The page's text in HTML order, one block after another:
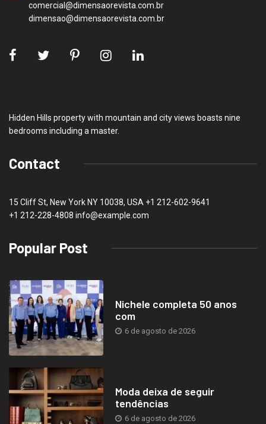
comercial@dimensaorevista.com.br
dimensao@dimensaorevista.com.br
Hidden Hills property with mountain and city views boasts nine
bedrooms including a master.
Contact
15 Cliff St, New York NY 10038, USA +1 212-602-9641
+1 212-228-4808 info@example.com
Popular Post
Nichele completa 50 anos
com
6 de agosto de 2026
Moda deixa de seguir
tendências
6 de agosto de 2026